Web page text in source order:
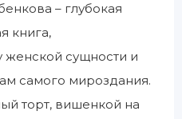
– глубокая
книга,
сущности и
самого мироздания.
торт, вишенкой на